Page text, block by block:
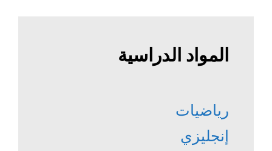
المواد الدراسية
رياضيات
إنجليزي